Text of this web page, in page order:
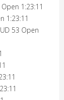
Open 1:23:11
1:23:11
53 Open